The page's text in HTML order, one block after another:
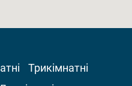
Трикімнатні